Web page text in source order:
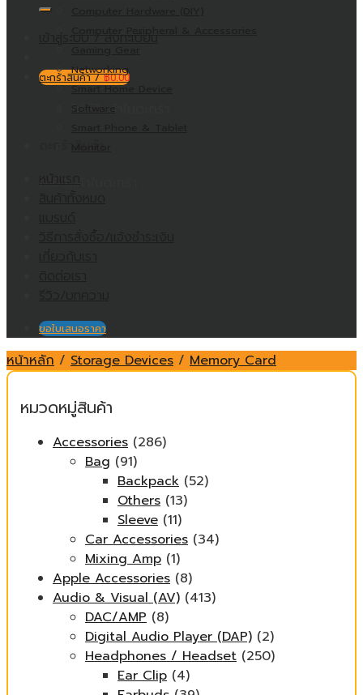
ตะกร้าสินค้า /฿0.00
ไม่มีสินค้าในตะกร้า
Networking
Smart Home Device
Software
ขอใบเสนอราคา
หน้าหลัก / Storage Devices / Memory Card
หมวดหมู่สินค้า
Accessories (286)
Bag (91)
Backpack (52)
Others (13)
Sleeve (11)
Car Accessories (34)
Mixing Amp (1)
Apple Accessories (8)
Audio & Visual (AV) (413)
DAC/AMP (8)
Digital Audio Player (DAP) (2)
Headphones / Headset (250)
Ear Clip (4)